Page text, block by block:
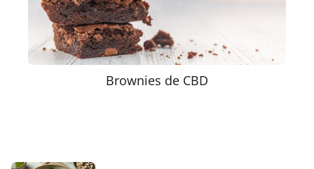
Brownies de CBD